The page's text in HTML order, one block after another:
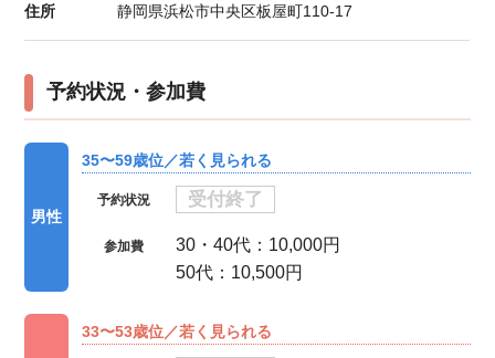
住所 静岡県浜松市中央区板屋町110-17
予約状況・参加費
男性
35〜59歳位／若く見られる
予約状況 受付終了
参加費
30・40代：10,000円
50代：10,500円
33〜53歳位／若く見られる